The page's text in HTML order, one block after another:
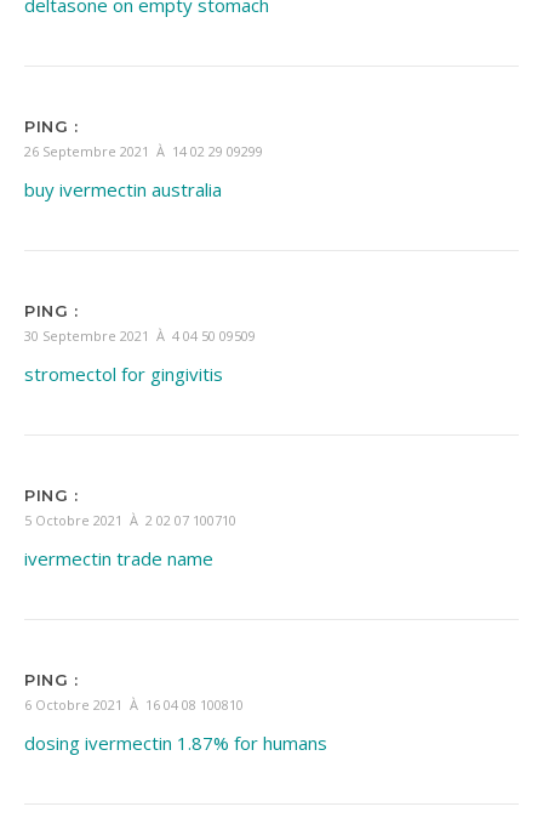
PING :
26 Septembre 2021 À 14 02 29 09299
buy ivermectin australia
PING :
30 Septembre 2021 À 4 04 50 09509
stromectol for gingivitis
PING :
5 Octobre 2021 À 2 02 07 100710
ivermectin trade name
PING :
6 Octobre 2021 À 16 04 08 100810
dosing ivermectin 1.87% for humans